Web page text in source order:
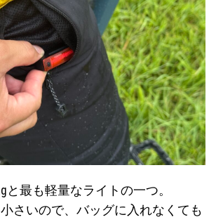
と最も軽量なライトの一つ。
さいので、バッグに入れなくても